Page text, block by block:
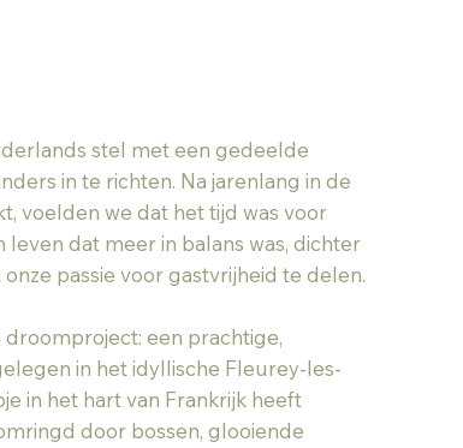
stel met een gedeelde
in te richten. Na jarenlang in de
voelden we dat het tijd was voor
leven dat meer in balans was, dichter
passie voor gastvrijheid te delen.
een prachtige,
in het idyllische Fleurey-les-
in het hart van Frankrijk heeft
door bossen, glooiende